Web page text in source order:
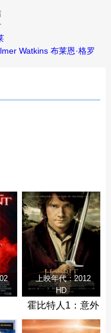
Watkins 布莱恩·格罗
dying mysteriously.
上映年代：2012
HD
霍比特人1：意外
之旅